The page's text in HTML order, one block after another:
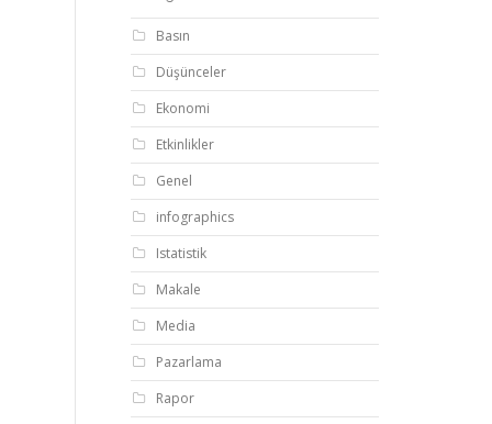
Basın
Düşünceler
Ekonomi
Etkinlikler
Genel
infographics
Istatistik
Makale
Media
Pazarlama
Rapor